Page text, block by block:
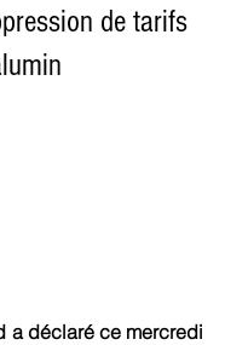
de tarifs
a déclaré ce mercredi